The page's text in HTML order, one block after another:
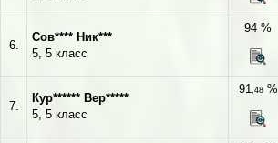
6.
Сов**** Ник***
5, 5 класс
94 %
7.
Кур****** Вер*****
5, 5 класс
91,48%